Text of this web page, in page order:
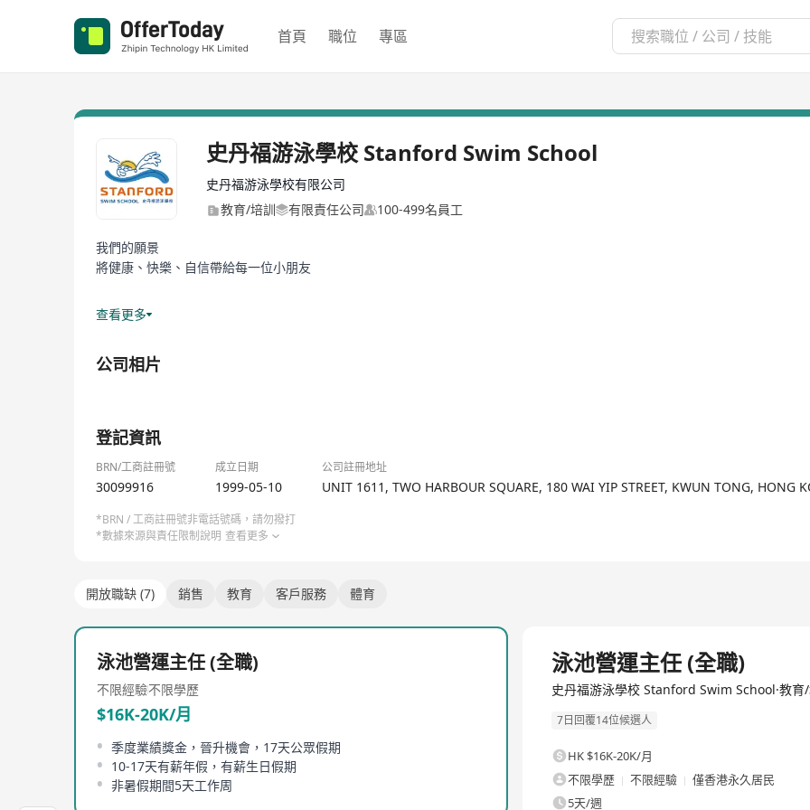
首頁 職位 專區
史丹福游泳學校 Stanford Swim School
史丹福游泳學校有限公司
教育/培訓
有限責任公司 100-499名員工
我們的願景
將健康、快樂、自信帶給每一位小朋友
全港最大規模游泳學校
史丹福游泳學校創立於1998年，為全港最大規模及首間榮獲多個國際專業認證游泳學校，現時於香港營運超過20個室內暖水泳
查看更多
公司相片
登記資訊
BRN/工商註冊號 成立日期 公司註冊地址
30099916 1999-05-10 UNIT 1611, TWO HARBOUR SQUARE, 180 WAI YIP STREET, KWUN TONG, HONG
*BRN / 工商註冊號非電話號碼，請勿撥打
*數據來源與責任限制說明 查看更多
開放職缺 (7) 銷售 教育 客戶服務 體育
泳池營運主任 (全職)
不限經驗不限學歷
$16K-20K/月
季度業績獎金，晉升機會，17天公眾假期
10-17天有薪年假，有薪生日假期
非暑假期間5天工作周
泳池營運主任 (全職)
史丹福游泳學校 Stanford Swim School·教育
7日回覆14位候選人
HK $16K-20K/月
不限學歷
不限經驗
僅香港永久居民
5天/週